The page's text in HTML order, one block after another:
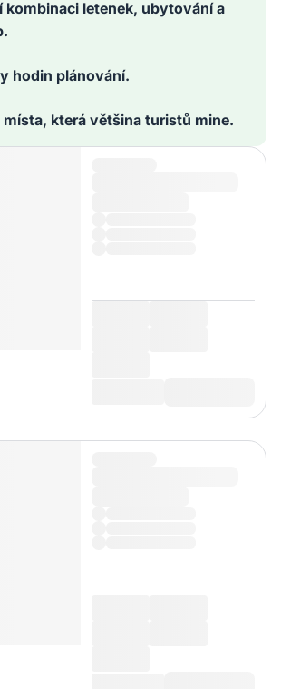
kombinaci letenek, ubytování a
hodin plánování.
místa, která většina turistů mine.